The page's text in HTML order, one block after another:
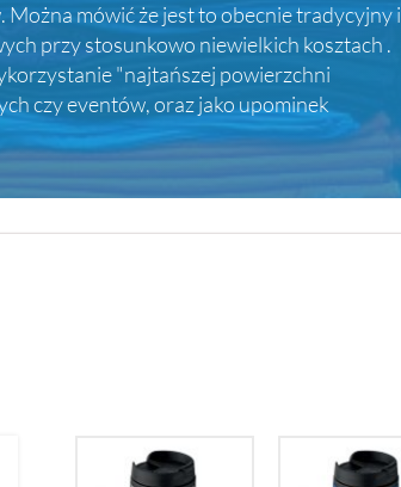
mówić że jest to obecnie tradycyjny i
przy stosunkowo niewielkich kosztach .
"najtańszej powierzchni
czy eventów, oraz jako upominek